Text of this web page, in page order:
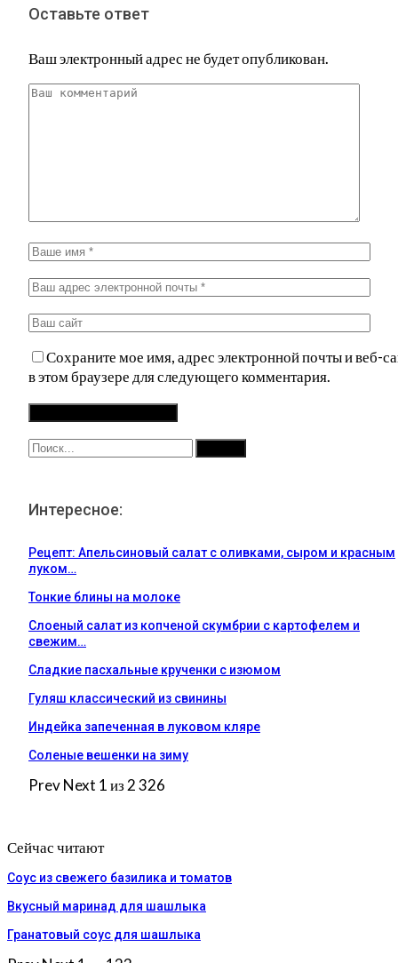
Оставьте ответ
Ваш электронный адрес не будет опубликован.
Сохраните мое имя, адрес электронной почты и веб-
в этом браузере для следующего комментария.
Интересное:
Рецепт: Апельсиновый салат с оливками, сыром и красным
луком…
Тонкие блины на молоке
Слоеный салат из копченой скумбрии с картофелем и
свежим…
Сладкие пасхальные крученки с изюмом
Гуляш классический из свинины
Индейка запеченная в луковом кляре
Соленые вешенки на зиму
PrevNext 1 из 2 326
Сейчас читают
Соус из свежего базилика и томатов
Вкусный маринад для шашлыка
Гранатовый соус для шашлыка